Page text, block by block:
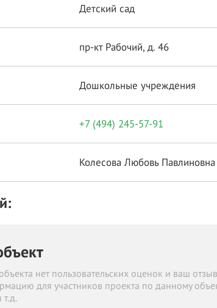
Детский сад
пр-кт Рабочий, д. 46
Дошкольные учреждения
+7 (494) 245-57-91
Колесова Любовь Павлиновна
нет пользовательских оценок и ваш
для участников проекта по данному